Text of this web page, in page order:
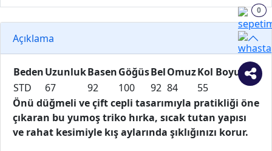
Açıklama
BedenUzunlukBasenGöğüsBelOmuzKol Boyu
STD
67 92 100 92 84
55
Önü düğmeli ve çift cepli tasarımıyla pratikliği öne
çıkaran bu yumoş triko hırka, sıcak tutan yapısı
ve rahat kesimiyle kış aylarında şıklığınızı korur.
0